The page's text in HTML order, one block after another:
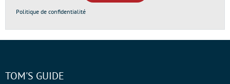
Politique de confidentialité
TOM'S GUIDE